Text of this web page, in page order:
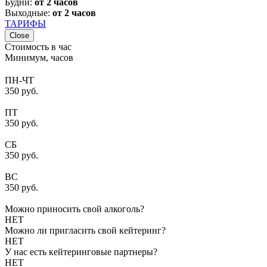
Будни: от 2 часов
Выходные: от 2 часов
ТАРИФЫ
Close
Стоимость в час
Минимум, часов
ПН-ЧТ
350 руб.
ПТ
350 руб.
СБ
350 руб.
ВС
350 руб.
Можно приносить свой алкоголь?
НЕТ
Можно ли пригласить свой кейтеринг?
НЕТ
У нас есть кейтеринговые партнеры?
НЕТ